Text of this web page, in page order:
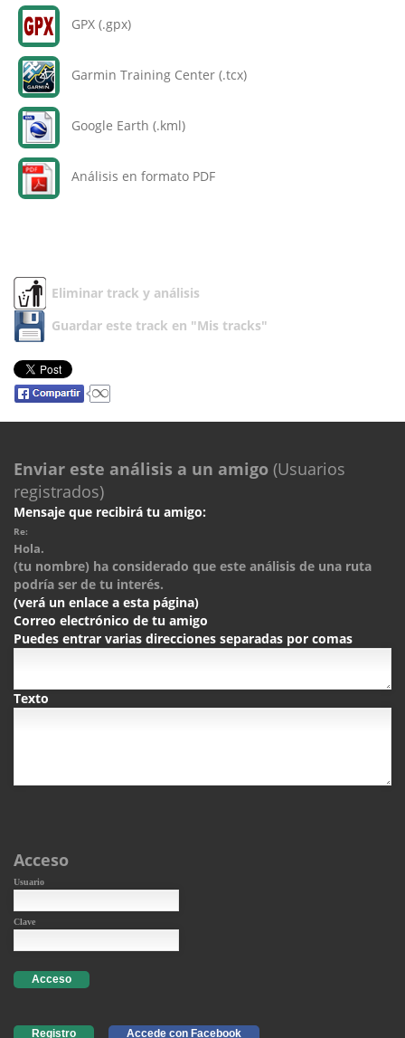
GPX (.gpx)
Garmin Training Center (.tcx)
Google Earth (.kml)
Análisis en formato PDF
Eliminar track y análisis
Guardar este track en "Mis tracks"
Enviar este análisis a un amigo (Usuarios
registrados)
Mensaje que recibirá tu amigo:
Re:
Hola.
(tu nombre) ha considerado que este análisis de una ruta
podría ser de tu interés.
(verá un enlace a esta página)
Correo electrónico de tu amigo
Puedes entrar varias direcciones separadas por comas
Texto
Acceso
Usuario
Clave
Acceso
Registro Accede con Facebook